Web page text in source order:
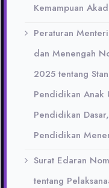
Kemampuan
Peraturan
dan Menengah
2025 tentang
Pendidikan Anak
Pendidikan
Pendidikan
Surat Edaran
tentang